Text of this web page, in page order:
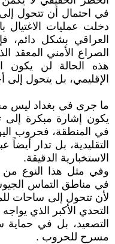
في احتمال أن تتحول
دخلت عمليات الاغتيال
العراقي بشكل دائم،
الصراع الأمني المعقد
هذه الحالة لن يكون
الإقليمي، بل يتحول
ما جرى في بغداد ليس
يكون إشارة مبكرة
في المنطقة، فحروب
التقليدية، بل تدار
الاستخبارية الدقيقة.
وفي مثل هذا النوع من
في مناطق التماس
لأن تتحول إلى ساحات
التحدي الأكبر الذي
التصعيد، بل في حماية
مسرح للحروب .